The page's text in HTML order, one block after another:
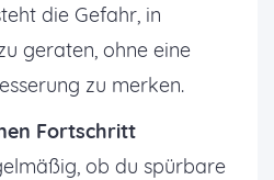
die Gefahr, in
geraten, ohne eine
zu merken.
Fortschritt
ob du spürbare